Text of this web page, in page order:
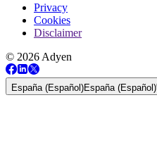
Privacy
Cookies
Disclaimer
© 2026 Adyen
España (Español)España (Español)